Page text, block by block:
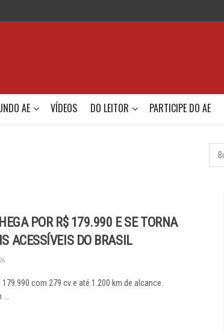
AE VÍDEOS DO LEITOR PARTICIPE DO AE
POR R$ 179.990 E SE TORNA
ACESSÍVEIS DO BRASIL
com 279 cv e até 1.200 km de alcance.